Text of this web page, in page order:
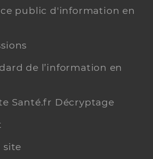
public d'information en
de l’information en
Santé.fr Décryptage
site